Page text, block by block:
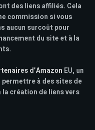
des liens affiliés. Cela
commission si vous
aucun surcoût pour
du site et à la
d’Amazon EU, un
à des sites de
création de liens vers